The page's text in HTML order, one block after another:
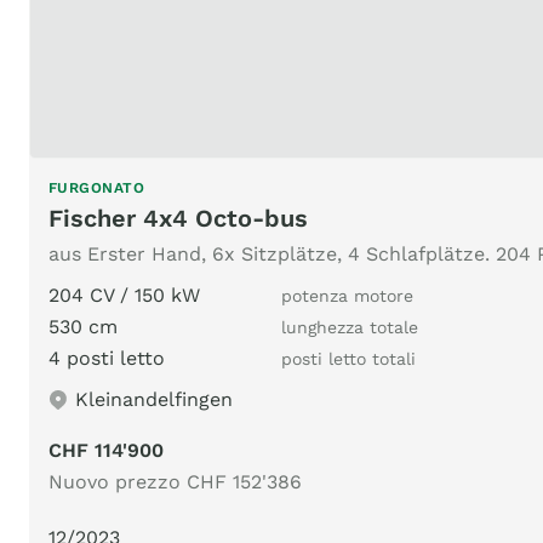
FURGONATO
Fischer 4x4 Octo-bus
aus Erster Hand, 6x Sitzplätze, 4 Schlafplätze. 204
204 CV / 150 kW
potenza motore
530 cm lunghezza totale
4 posti letto posti letto totali
Kleinandelfingen
CHF 114'900
Nuovo prezzo CHF 152'386
12/2023